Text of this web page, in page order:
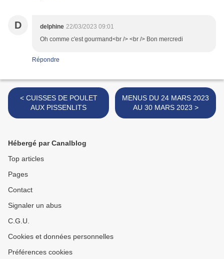
D delphine 22/03/2023 09:01
Oh comme c'est gourmand<br /> <br /> Bon mercredi
Répondre
< CUISSES DE POULET
AUX PISSENLITS
MENUS DU 24 MARS 2023
AU 30 MARS 2023 >
Hébergé par Canalblog
Top articles
Pages
Contact
Signaler un abus
C.G.U.
Cookies et données personnelles
Préférences cookies